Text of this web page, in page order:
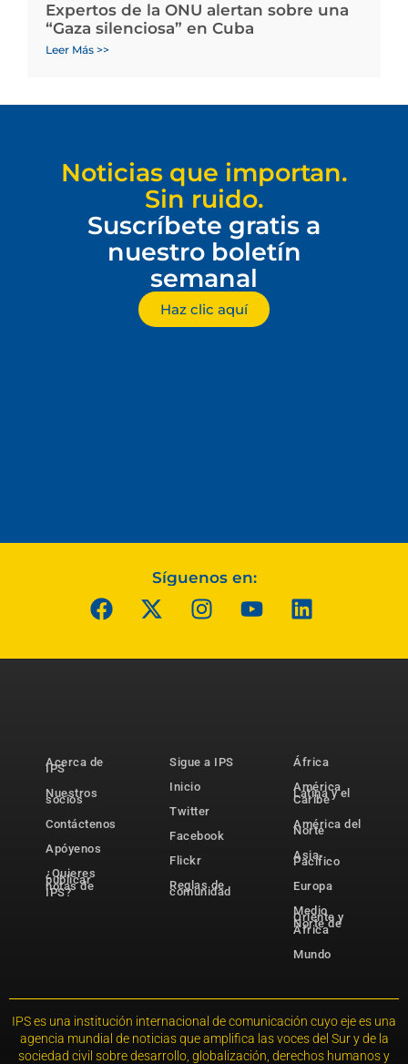
Expertos de la ONU alertan sobre una
“Gaza silenciosa” en Cuba
Leer Más >>
Noticias que importan.
Sin ruido.
Suscríbete gratis a
nuestro boletín
semanal
Haz clic aquí
Síguenos en:
Acerca de
IPS
Nuestros
socios
Contáctenos
Apóyenos
¿Quieres
publicar
notas de
IPS?
Sigue a IPS
Inicio
Twitter
Facebook
Flickr
Reglas de
comunidad
África
América
Latina y el
Caribe
América del
Norte
Asia-
Pacífico
Europa
Medio
Oriente y
Norte de
África
Mundo
IPS es una institución internacional de comunicación cuyo eje es una
agencia mundial de noticias que amplifica las voces del Sur y de la
sociedad civil sobre desarrollo, globalización, derechos humanos y